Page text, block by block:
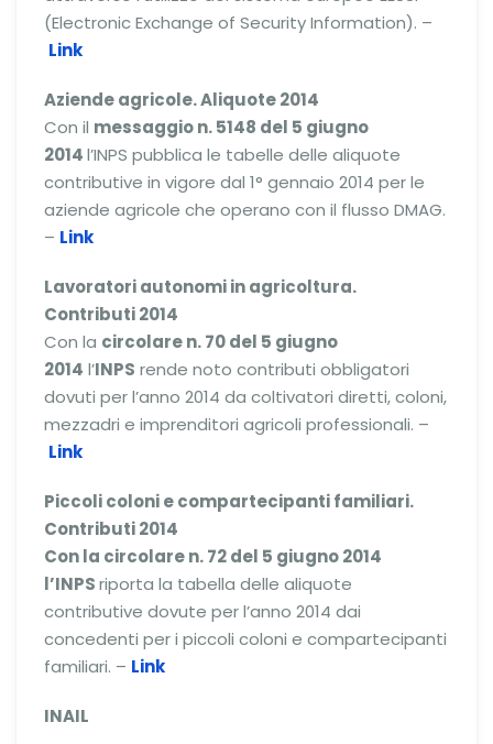
(Electronic Exchange of Security Information). –
Link
Aziende agricole. Aliquote 2014
Con il messaggio n. 5148 del 5 giugno
2014l’INPS pubblica le tabelle delle aliquote
contributive in vigore dal 1° gennaio 2014 per le
aziende agricole che operano con il flusso DMAG.
– Link
Lavoratori autonomi in agricoltura.
Contributi 2014
Con la circolare n. 70 del 5 giugno
2014 l’INPS rende noto contributi obbligatori
dovuti per l’anno 2014 da coltivatori diretti, coloni,
mezzadri e imprenditori agricoli professionali. –
Link
Piccoli coloni e compartecipanti familiari.
Contributi 2014
Con la circolare n. 72 del 5 giugno 2014
l’INPSriporta la tabella delle aliquote
contributive dovute per l’anno 2014 dai
concedenti per i piccoli coloni e compartecipanti
familiari. – Link
INAIL